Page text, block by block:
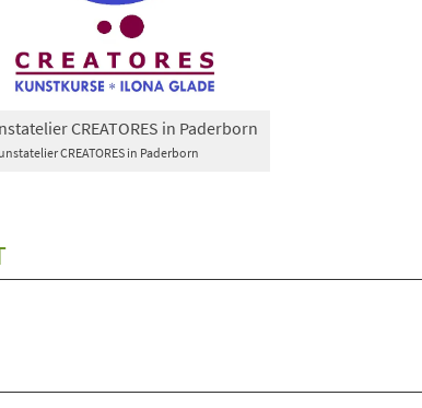
CREATORES in Paderborn
CREATORES in Paderborn